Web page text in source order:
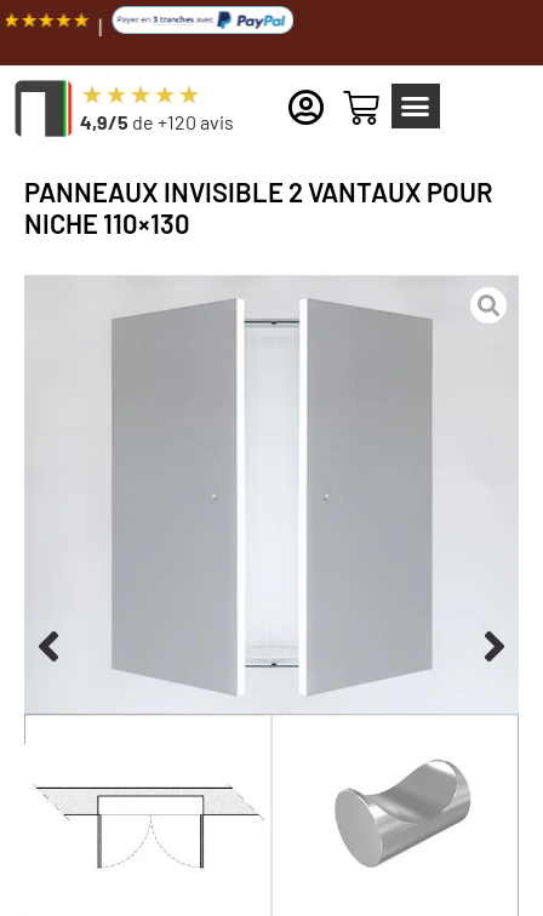
4,9/5 de +120 avis
PANNEAUX INVISIBLE 2 VANTAUX POUR
NICHE 110×130